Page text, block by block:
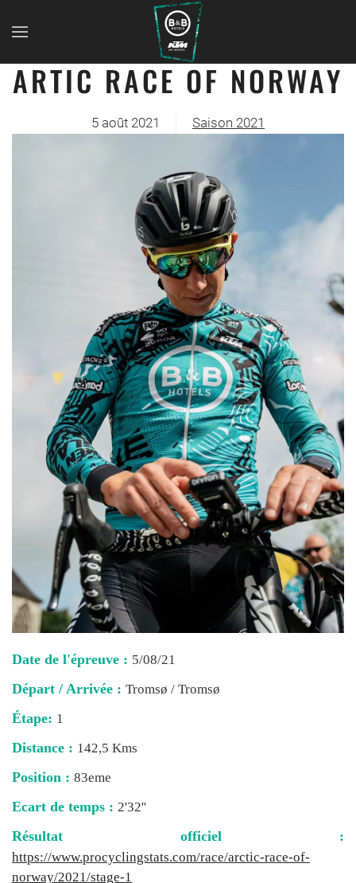
ARTIC RACE OF NORWAY
5 août 2021 Saison 2021
Date de l'épreuve : 5/08/21
Départ / Arrivée : Tromsø / Tromsø
Étape: 1
Distance : 142,5 Kms
Position : 83eme
Ecart de temps : 2'32''
Résultat officiel :
https://www.procyclingstats.com/race/arctic-race-of-
norway/2021/stage-1